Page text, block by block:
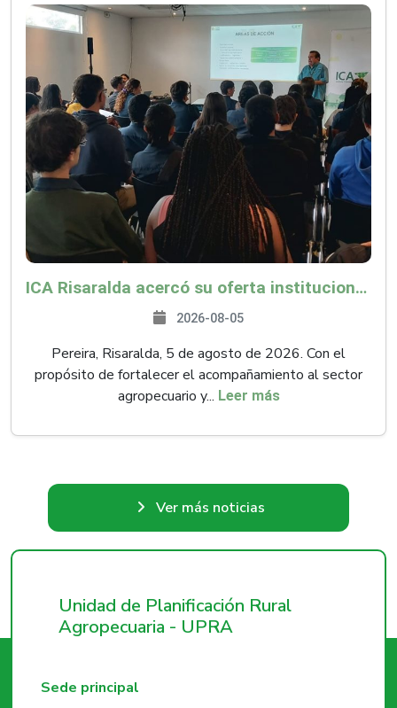
ICA Risaralda acercó su oferta institucional a productores y emprendedores en Expocamello
2026-08-05
Pereira, Risaralda, 5 de agosto de 2026. Con el
propósito de fortalecer el acompañamiento al sector
agropecuario y... Leer más
Ver más noticias
Unidad de Planificación Rural
Agropecuaria - UPRA
Sede principal